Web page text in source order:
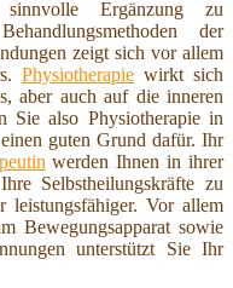
Ergänzung zu
der
zeigt sich vor allem
Physiotherapie wirkt sich
aber auch auf die inneren
Sie also Physiotherapie in
guten Grund dafür. Ihr
werden Ihnen in ihrer
Selbstheilungskräfte zu
leistungsfähiger. Vor allem
Bewegungsapparat sowie
unterstützt Sie Ihr